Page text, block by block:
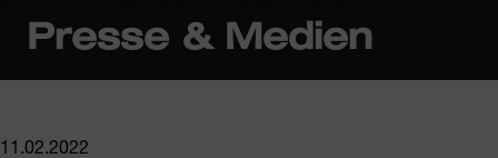
Presse & Medien
11.02.2022